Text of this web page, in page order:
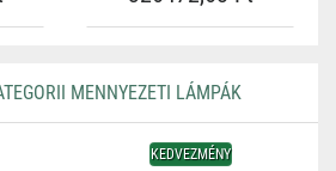
MENNYEZETI LÁMPÁK
KEDVEZMÉNY